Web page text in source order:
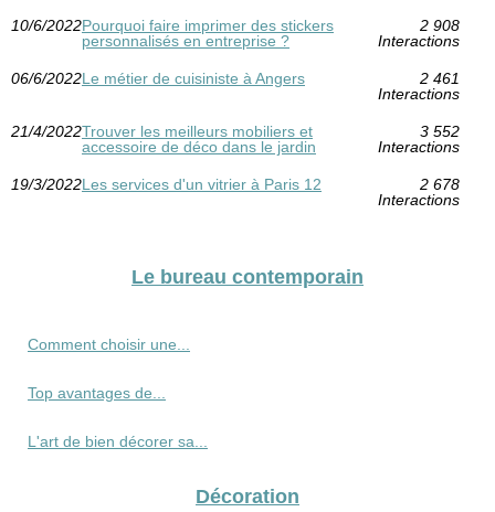
10/6/2022Pourquoi faire imprimer des stickers
personnalisés en entreprise ?
2 908
Interactions
06/6/2022Le métier de cuisiniste à Angers
2 461
Interactions
21/4/2022Trouver les meilleurs mobiliers et
accessoire de déco dans le jardin
3 552
Interactions
19/3/2022Les services d'un vitrier à Paris 12
2 678
Interactions
Le bureau contemporain
Comment choisir une...
Top avantages de...
L'art de bien décorer sa...
Décoration